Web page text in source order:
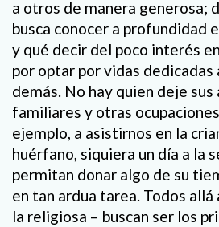
a otros de manera generosa;
busca conocer a profundidad
y qué decir del poco interés
por optar por vidas dedicadas
demás. No hay quien deje
familiares y otras
ejemplo, a asistirnos en la
huérfano, siquiera un día a la
permitan donar algo de su
en tan ardua tarea. Todos
la religiosa – buscan ser los